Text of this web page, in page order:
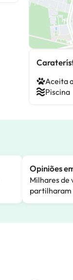
Aceita
Piscina
Opiniões
Milhares de
partilharam